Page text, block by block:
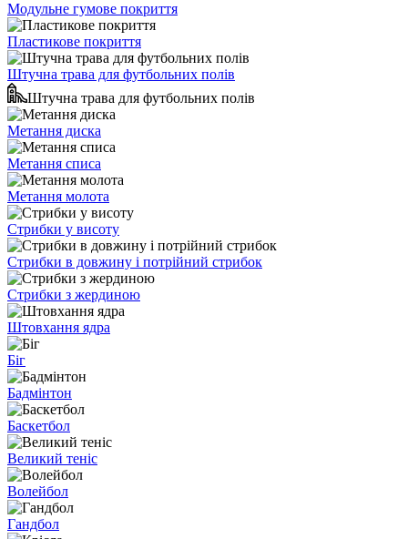
Модульне гумове покриття
Пластикове покриття
Штучна трава для футбольних полів
Штучна трава для футбольних полів
Метання диска
Метання списа
Метання молота
Стрибки у висоту
Стрибки в довжину і потрійний стрибок
Стрибки з жердиною
Штовхання ядра
Біг
Бадмінтон
Баскетбол
Великий теніс
Волейбол
Гандбол